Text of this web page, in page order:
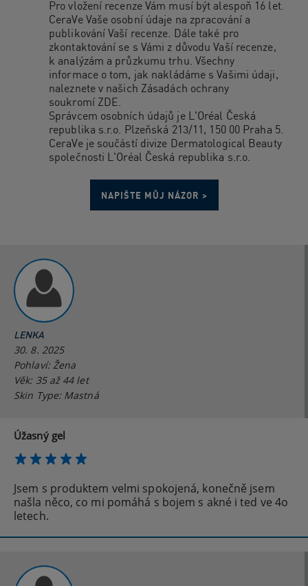
Pro vložení recenze Vám musí být alespoň 16 let.
CeraVe Vaše osobní údaje na zpracování a
publikování Vaší recenze. Dále také pro
zkontaktování se s Vámi z důvodu Vaší recenze,
k analýzám a průzkumu trhu. Všechny
informace o tom, jak nakládáme s Vašimi údaji,
naleznete v našich Zásadách ochrany
soukromí ZDE.
Správcem osobních údajů je L'Oréal Česká
republika s.r.o. Plzeňská 213/11, 150 00 Praha 5.
CeraVe je součástí divize Dermatological Beauty
společnosti L'Oréal Česká republika s.r.o.
LENKA
30. 8. 2025
Pohlaví: Žena
Věk: 35 až 44 let
Skin Type: Mastná
Úžasný gel
Jsem s produktem velmi spokojená, konečně jsem
našla něco, co mi pomáhá s bojem s akné i ted ve 4o
letech.